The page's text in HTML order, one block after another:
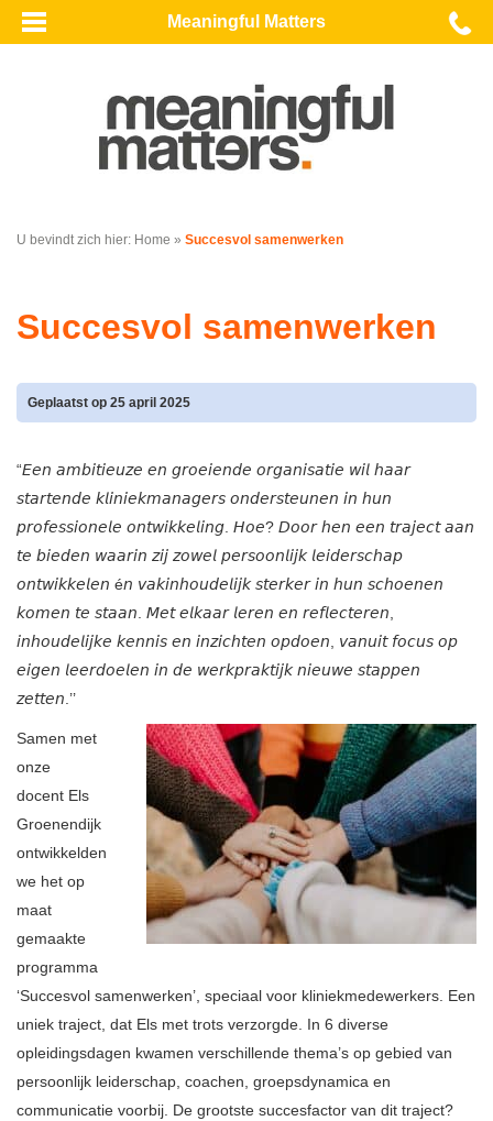
Meaningful Matters
U bevindt zich hier: Home » Succesvol samenwerken
Succesvol samenwerken
Geplaatst op 25 april 2025
“𝘌𝘦𝘯 𝘢𝘮𝘣𝘪𝘵𝘪𝘦𝘶𝘻𝘦 𝘦𝘯 𝘨𝘳𝘰𝘦𝘪𝘦𝘯𝘥𝘦 𝘰𝘳𝘨𝘢𝘯𝘪𝘴𝘢𝘵𝘪𝘦 𝘸𝘪𝘭 𝘩𝘢𝘢𝘳
𝘴𝘵𝘢𝘳𝘵𝘦𝘯𝘥𝘦 𝘬𝘭𝘪𝘯𝘪𝘦𝘬𝘮𝘢𝘯𝘢𝘨𝘦𝘳𝘴 𝘰𝘯𝘥𝘦𝘳𝘴𝘵𝘦𝘶𝘯𝘦𝘯 𝘪𝘯 𝘩𝘶𝘯
𝘱𝘳𝘰𝘧𝘦𝘴𝘴𝘪𝘰𝘯𝘦𝘭𝘦 𝘰𝘯𝘵𝘸𝘪𝘬𝘬𝘦𝘭𝘪𝘯𝘨. 𝘏𝘰𝘦? 𝘋𝘰𝘰𝘳 𝘩𝘦𝘯 𝘦𝘦𝘯 𝘵𝘳𝘢𝘫𝘦𝘤𝘵 𝘢𝘢𝘯
𝘵𝘦 𝘣𝘪𝘦𝘥𝘦𝘯 𝘸𝘢𝘢𝘳𝘪𝘯 𝘻𝘪𝘫 𝘻𝘰𝘸𝘦𝘭 𝘱𝘦𝘳𝘴𝘰𝘰𝘯𝘭𝘪𝘫𝘬 𝘭𝘦𝘪𝘥𝘦𝘳𝘴𝘤𝘩𝘢𝘱
𝘰𝘯𝘵𝘸𝘪𝘬𝘬𝘦𝘭𝘦𝘯 é𝘯 𝘷𝘢𝘬𝘪𝘯𝘩𝘰𝘶𝘥𝘦𝘭𝘪𝘫𝘬 𝘴𝘵𝘦𝘳𝘬𝘦𝘳 𝘪𝘯 𝘩𝘶𝘯 𝘴𝘤𝘩𝘰𝘦𝘯𝘦𝘯
𝘬𝘰𝘮𝘦𝘯 𝘵𝘦 𝘴𝘵𝘢𝘢𝘯. 𝘔𝘦𝘵 𝘦𝘭𝘬𝘢𝘢𝘳 𝘭𝘦𝘳𝘦𝘯 𝘦𝘯 𝘳𝘦𝘧𝘭𝘦𝘤𝘵𝘦𝘳𝘦𝘯,
𝘪𝘯𝘩𝘰𝘶𝘥𝘦𝘭𝘪𝘫𝘬𝘦 𝘬𝘦𝘯𝘯𝘪𝘴 𝘦𝘯 𝘪𝘯𝘻𝘪𝘤𝘩𝘵𝘦𝘯 𝘰𝘱𝘥𝘰𝘦𝘯, 𝘷𝘢𝘯𝘶𝘪𝘵 𝘧𝘰𝘤𝘶𝘴 𝘰𝘱
𝘦𝘪𝘨𝘦𝘯 𝘭𝘦𝘦𝘳𝘥𝘰𝘦𝘭𝘦𝘯 𝘪𝘯 𝘥𝘦 𝘸𝘦𝘳𝘬𝘱𝘳𝘢𝘬𝘵𝘪𝘫𝘬 𝘯𝘪𝘦𝘶𝘸𝘦 𝘴𝘵𝘢𝘱𝘱𝘦𝘯
𝘻𝘦𝘵𝘵𝘦𝘯.’’
Samen met
onze
docent Els
Groenendijk
ontwikkelden
we het op
maat
gemaakte
programma
‘Succesvol samenwerken’, speciaal voor kliniekmedewerkers. Een
uniek traject, dat Els met trots verzorgde. In 6 diverse
opleidingsdagen kwamen verschillende thema’s op gebied van
persoonlijk leiderschap, coachen, groepsdynamica en
communicatie voorbij. De grootste succesfactor van dit traject?